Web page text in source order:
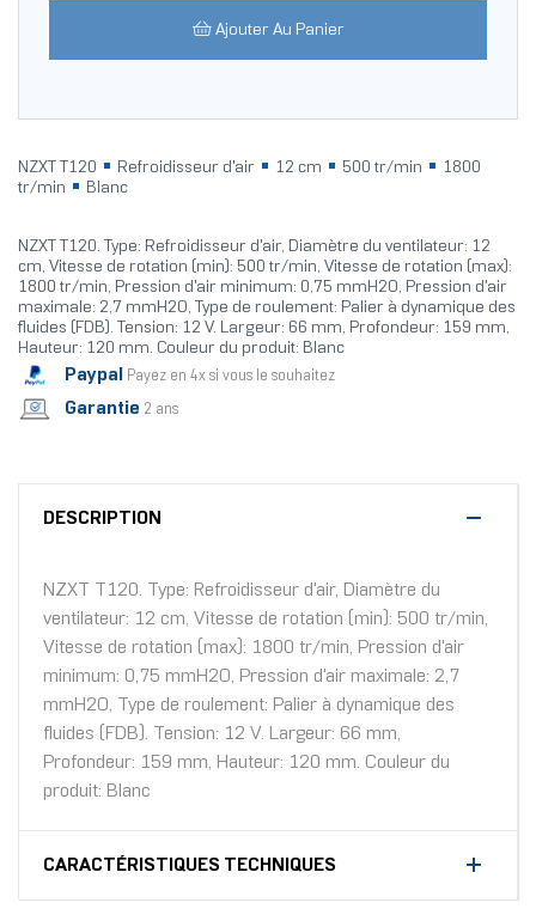
Ajouter Au Panier
NZXT T120 Refroidisseur d'air 12 cm 500 tr/min
1800
tr/min
Blanc
NZXT T120. Type: Refroidisseur d'air, Diamètre du ventilateur: 12
cm, Vitesse de rotation (min): 500 tr/min, Vitesse de rotation (max):
1800 tr/min, Pression d'air minimum: 0,75 mmH2O, Pression d'air
maximale: 2,7 mmH2O, Type de roulement: Palier à dynamique des
fluides (FDB). Tension: 12 V. Largeur: 66 mm, Profondeur: 159 mm,
Hauteur: 120 mm. Couleur du produit: Blanc
Paypal Payez en 4x si vous le souhaitez
Garantie 2 ans
DESCRIPTION
NZXT T120. Type: Refroidisseur d'air, Diamètre du
ventilateur: 12 cm, Vitesse de rotation (min): 500 tr/min,
Vitesse de rotation (max): 1800 tr/min, Pression d'air
minimum: 0,75 mmH2O, Pression d'air maximale: 2,7
mmH2O, Type de roulement: Palier à dynamique des
fluides (FDB). Tension: 12 V. Largeur: 66 mm,
Profondeur: 159 mm, Hauteur: 120 mm. Couleur du
produit: Blanc
CARACTÉRISTIQUES TECHNIQUES